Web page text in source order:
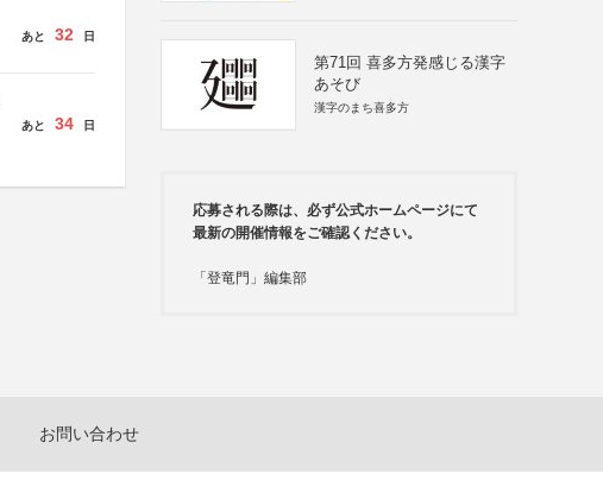
あと 32 日
あと 34 日
第71回 喜多方発感じる漢字
あそび
漢字のまち喜多方
応募される際は、必ず公式ホームページにて
最新の開催情報をご確認ください。
「登竜門」編集部
お問い合わせ